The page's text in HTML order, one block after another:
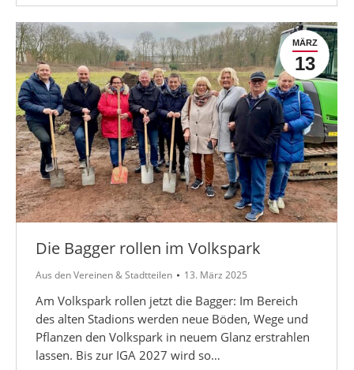
MÄRZ
13
Die Bagger rollen im Volkspark
Aus den Vereinen & Stadtteilen 13. März 2025
Am Volkspark rollen jetzt die Bagger: Im Bereich
des alten Stadions werden neue Böden, Wege und
Pflanzen den Volkspark in neuem Glanz erstrahlen
lassen. Bis zur IGA 2027 wird so…